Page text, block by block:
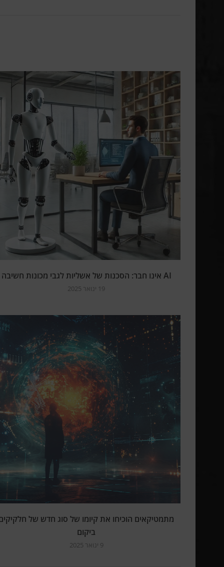
AI אינו חבר: הסכנות של אשליות לגבי מכונות חשיבה
19 ינואר 2025
מתמטיקאים הוכיחו את קיומו של סוג חדש של
ביקום
9 ינואר 2025